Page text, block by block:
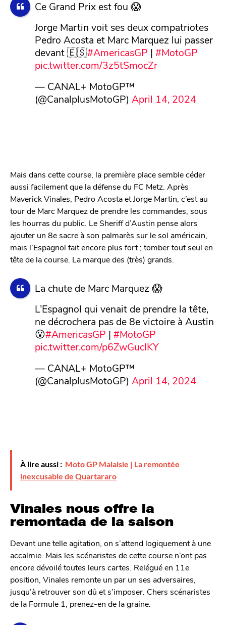
Ce Grand Prix est fou 😱
Jorge Martin voit ses deux compatriotes
Pedro Acosta et Marc Marquez lui passer
devant 🇪🇸#AmericasGP | #MotoGP
pic.twitter.com/3z5tSmocZr
— CANAL+ MotoGP™
(@CanalplusMotoGP) April 14, 2024
Mais dans cette course, la première place semble céder
aussi facilement que la défense du FC Metz. Après
Maverick Vinales, Pedro Acosta et Jorge Martin, c’est au
tour de Marc Marquez de prendre les commandes, sous
les hourras du public. Le Sheriff d’Austin pense alors
ajouter un 8e sacre à son palmarès sur le sol américain,
mais l’Espagnol fait encore plus fort ; tomber tout seul en
tête de la course. La marque des (très) grands.
La chute de Marc Marquez 😱
L’Espagnol qui venait de prendre la tête,
ne décrochera pas de 8e victoire à Austin
😮#AmericasGP | #MotoGP
pic.twitter.com/p6ZwGucIKY
— CANAL+ MotoGP™
(@CanalplusMotoGP) April 14, 2024
À lire aussi : Moto GP Malaisie | La remontée
inexcusable de Quartararo
Vinales nous offre la
remontada de la saison
Devant une telle agitation, on s’attend logiquement à une
accalmie. Mais les scénaristes de cette course n’ont pas
encore dévoilé toutes leurs cartes. Relégué en 11e
position, Vinales remonte un par un ses adversaires,
jusqu’à retrouver son dû et s’imposer. Chers scénaristes
de la Formule 1, prenez-en de la graine.